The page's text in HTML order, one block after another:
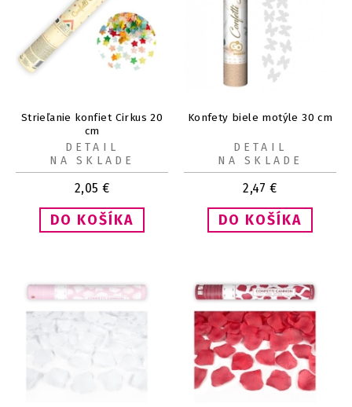
Strieľanie konfiet Cirkus 20
cm
2,05 €
DETAIL
NA SKLADE
Konfety biele motýle 30 cm
2,47 €
DETAIL
NA SKLADE